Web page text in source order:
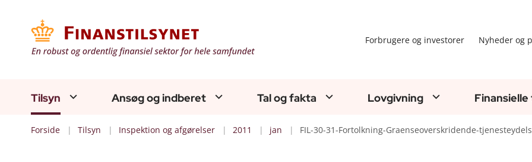
Forbrugere og investorer Nyheder og
Tilsyn Ansøg og indberet Tal og fakta Lovgivning
Forside Tilsyn Inspektion og afgørelser 2011 jan FIL-30-31-Fortolkning-Graenseoverskridende-